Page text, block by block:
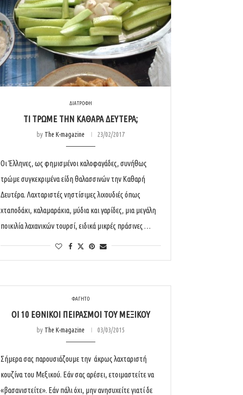
ΔΙΑΤΡΟΦΗ
ΤΙ ΤΡΏΜΕ ΤΗΝ ΚΑΘΑΡΆ ΔΕΥΤΈΡΑ;
by The K-magazine 23/02/2017
Οι Έλληνες, ως φημισμένοι καλοφαγάδες, συνήθως
τρώμε συγκεκριμένα είδη θαλασσινών την Καθαρή
Δευτέρα. Λαχταριστές νηστίσιμες λιχουδιές όπως
χταποδάκι, καλαμαράκια, μύδια και γαρίδες, μια μεγάλη
ποικιλία λαχανικών τουρσί, ειδικά μικρές πράσινες …
ΦΑΓΗΤΟ
ΟΙ 10 ΕΘΝΙΚΟΊ ΠΕΙΡΑΣΜΟΊ ΤΟΥ ΜΕΞΙΚΟΎ
by The K-magazine 03/03/2015
Σήμερα σας παρουσιάζουμε την άκρως λαχταριστή
κουζίνα του Μεξικού. Εάν σας αρέσει, ετοιμαστείτε να
«βασανιστείτε». Εάν πάλι όχι, μην ανησυχείτε γιατί δε